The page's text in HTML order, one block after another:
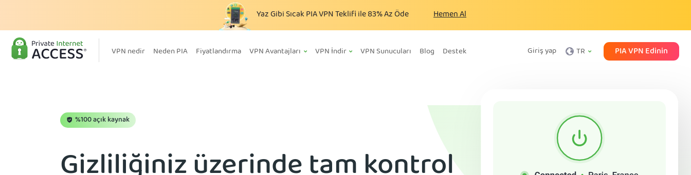
Yaz Gibi Sıcak PIA VPN Teklifi ile83%Az Öde Hemen Al
VPN nedir Neden PIA Fiyatlandırma VPN Avantajları VPN İndir VPN Sunucuları Blog Destek Giriş yap TR PIA VPN Edinin
%100 açık kaynak